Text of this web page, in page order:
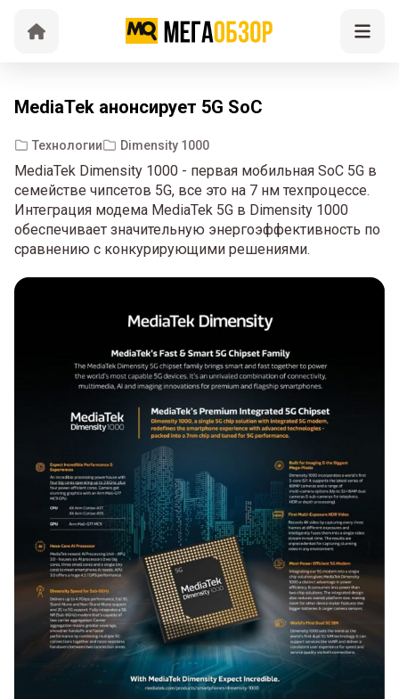
MediaTek анонсирует 5G SoC
Технологии Dimensity 1000
MediaTek Dimensity 1000 - первая мобильная SoC 5G в
семействе чипсетов 5G, все это на 7 нм техпроцессе.
Интеграция модема MediaTek 5G в Dimensity 1000
обеспечивает значительную энергоэффективность по
сравнению с конкурирующими решениями.